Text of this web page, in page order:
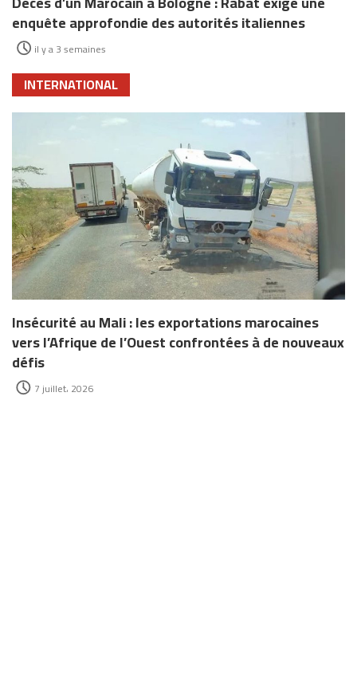
enquête approfondie des autorités italiennes
il y a 3 semaines
INTERNATIONAL
Insécurité au Mali : les exportations marocaines
vers l’Afrique de l’Ouest confrontées à de nouveaux
défis
7 juillet، 2026